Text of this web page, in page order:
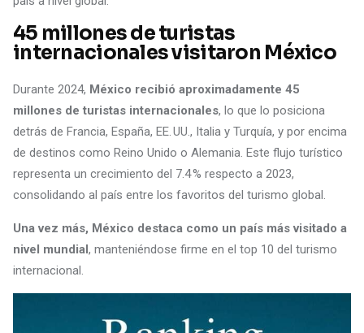
45 millones de turistas
internacionales visitaron México
Durante 2024, México recibió aproximadamente 45
millones de turistas internacionales, lo que lo posiciona
detrás de Francia, España, EE. UU., Italia y Turquía, y por encima
de destinos como Reino Unido o Alemania. Este flujo turístico
representa un crecimiento del 7.4 % respecto a 2023,
consolidando al país entre los favoritos del turismo global.
Una vez más, México destaca como un país más visitado a
nivel mundial, manteniéndose firme en el top 10 del turismo
internacional.